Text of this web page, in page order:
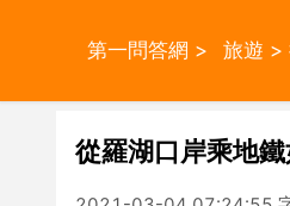
第一問答網 > 旅遊 >
從羅湖口岸乘地